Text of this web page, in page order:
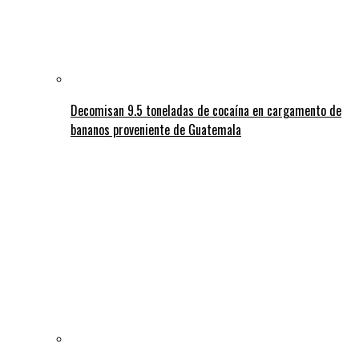
Decomisan 9.5 toneladas de cocaína en cargamento de
bananos proveniente de Guatemala